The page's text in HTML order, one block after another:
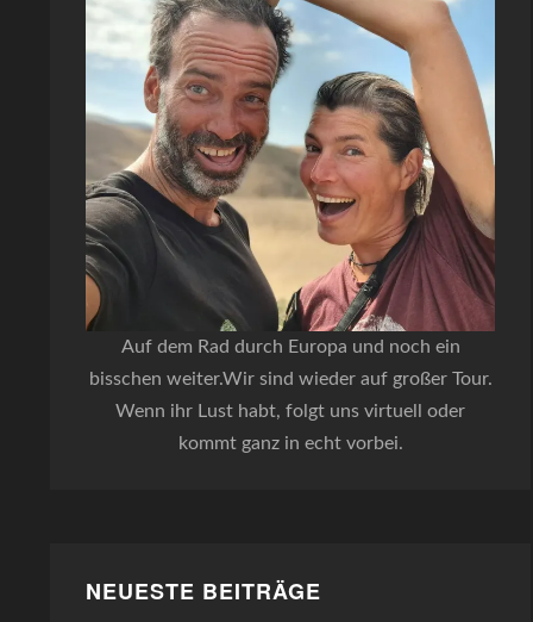
Auf dem Rad durch Europa und noch ein
bisschen weiter.Wir sind wieder auf großer Tour.
Wenn ihr Lust habt, folgt uns virtuell oder
kommt ganz in echt vorbei.
NEUESTE BEITRÄGE